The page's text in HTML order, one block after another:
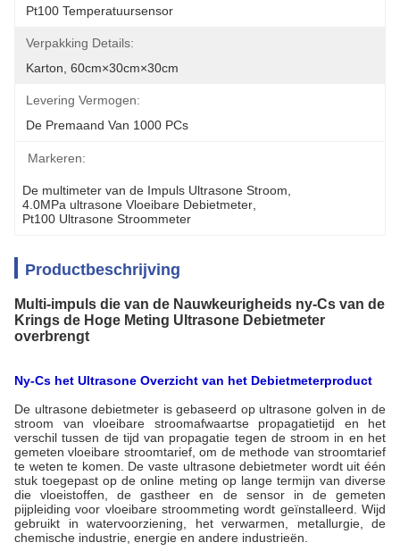
Pt100 Temperatuursensor
Verpakking Details:
Karton, 60cm×30cm×30cm
Levering Vermogen:
De Premaand Van 1000 PCs
Markeren:
De multimeter van de Impuls Ultrasone Stroom
4.0MPa ultrasone Vloeibare Debietmeter
Pt100 Ultrasone Stroommeter
Productbeschrijving
Multi-impuls die van de Nauwkeurigheids ny-Cs van de
Krings de Hoge Meting Ultrasone Debietmeter
overbrengt
Ny-Cs het Ultrasone Overzicht van het Debietmeterproduct
De ultrasone debietmeter is gebaseerd op ultrasone golven in de
stroom van vloeibare stroomafwaartse propagatietijd en het
verschil tussen de tijd van propagatie tegen de stroom in en het
gemeten vloeibare stroomtarief, om de methode van stroomtarief
te weten te komen. De vaste ultrasone debietmeter wordt uit één
stuk toegepast op de online meting op lange termijn van diverse
die vloeistoffen, de gastheer en de sensor in de gemeten
pijpleiding voor vloeibare stroommeting wordt geïnstalleerd. Wijd
gebruikt in watervoorziening, het verwarmen, metallurgie, de
chemische industrie, energie en andere industrieën.